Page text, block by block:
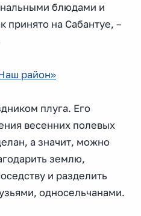
блюдами и
принято на Сабантуе, –
район»
плуга. Его
весенних полевых
а значит, можно
землю,
и разделить
односельчанами.